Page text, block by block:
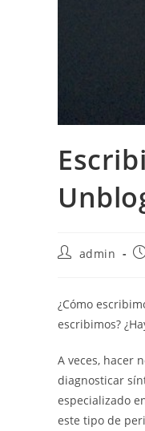
Postadmin
¿Cómo
escribimos?
A veces, hacer
diagnosticar
especializado
este tipo de